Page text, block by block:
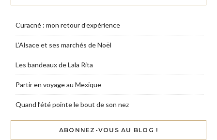
Curacné : mon retour d’expérience
L’Alsace et ses marchés de Noël
Les bandeaux de Lala Rita
Partir en voyage au Mexique
Quand l’été pointe le bout de son nez
ABONNEZ-VOUS AU BLOG !